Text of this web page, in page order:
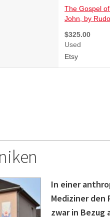
In einer
Mediziner
zwar in Bezug